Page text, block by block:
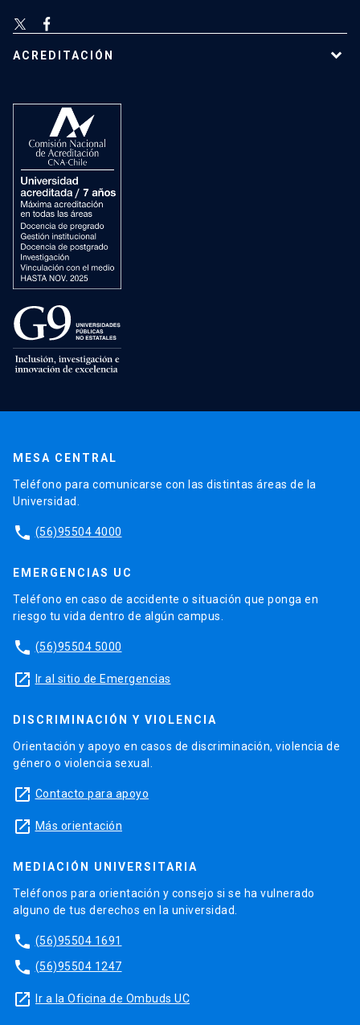
ACREDITACIÓN
MESA CENTRAL
Teléfono para comunicarse con las distintas áreas de la
Universidad.
phone (56)95504 4000
EMERGENCIAS UC
Teléfono en caso de accidente o situación que ponga en
riesgo tu vida dentro de algún campus.
phone (56)95504 5000
launch Ir al sitio de Emergencias
DISCRIMINACIÓN Y VIOLENCIA
Orientación y apoyo en casos de discriminación, violencia de
género o violencia sexual.
launch Contacto para apoyo
launch Más orientación
MEDIACIÓN UNIVERSITARIA
Teléfonos para orientación y consejo si se ha vulnerado
alguno de tus derechos en la universidad.
phone (56)95504 1691
phone (56)95504 1247
launch Ir a la Oficina de Ombuds UC